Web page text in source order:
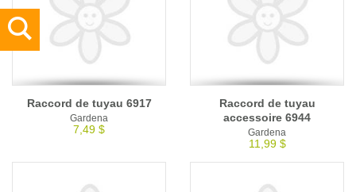
Raccord de tuyau 6917
Gardena
7,49 $
Raccord de tuyau
accessoire 6944
Gardena
11,99 $